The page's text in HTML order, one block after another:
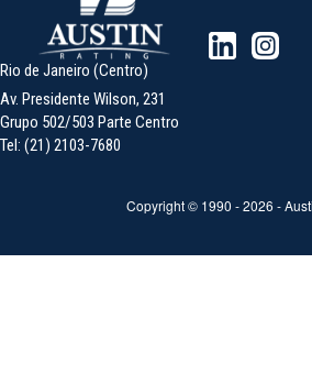
Rio de Janeiro (Centro)
Av. Presidente Wilson, 231
Grupo 502/503 Parte Centro
Tel: (21) 2103-7680
Copyright © 1990 -2026 -